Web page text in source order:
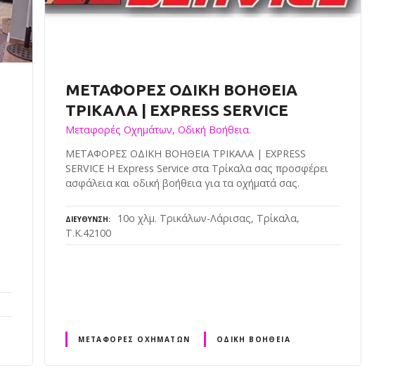
ΜΕΤΑΦΟΡΕΣ ΟΔΙΚΗ ΒΟΗΘΕΙΑ
ΤΡΙΚΑΛΑ | EXPRESS SERVICE
Μεταφορές Οχημάτων, Οδική Βοήθεια.
ΜΕΤΑΦΟΡΕΣ ΟΔΙΚΗ ΒΟΗΘΕΙΑ ΤΡΙΚΑΛΑ | EXPRESS
SERVICE Η Express Service στα Τρίκαλα σας προσφέρει
ασφάλεια και οδική βοήθεια για τα οχήματά σας.
ΔΙΕΎΘΥΝΣΗ
10ο χλμ. Τρικάλων-Λάρισας, Τρίκαλα,
Τ.Κ.42100
ΜΕΤΑΦΟΡΈΣ ΟΧΗΜΆΤΩΝ ΟΔΙΚΉ ΒΟΉΘΕΙΑ